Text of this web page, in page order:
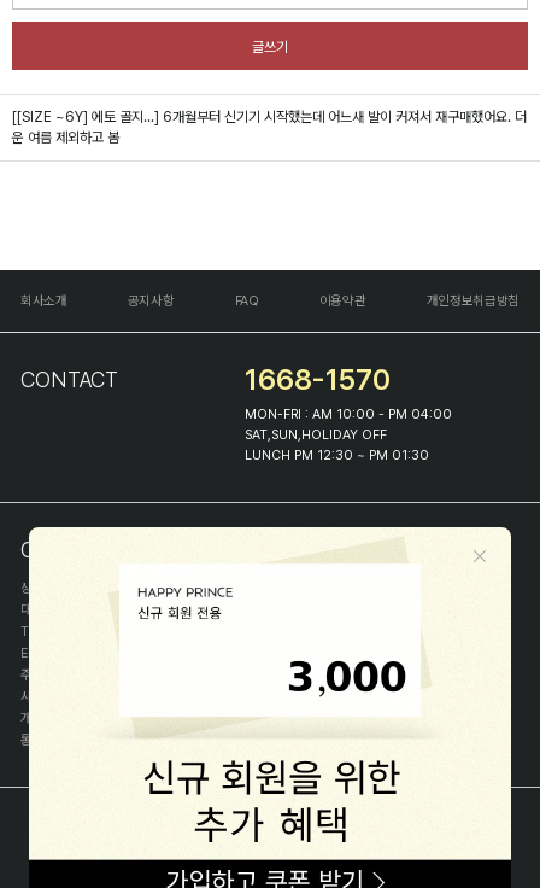
글쓰기
[[SIZE ~6Y] 에토 골지...] 6개월부터 신기기 시작했는데 어느새 발이 커져서 재구매했어요. 더
운 여름 제외하고 봄
회사소개 공지사항 FAQ 이용약관 개인정보취급방침
CONTACT 1668-1570
MON-FRI : AM 10:00 - PM 04:00
SAT,SUN,HOLIDAY OFF
LUNCH PM 12:30 ~ PM 01:30
COMPANY INFO
상호
(주)해피프린스
대표
이화진
TEL
E-MAIL
주소
사업자등록번호
개인정보관리자
이화진
통신판매신고번호
제 2018-서울종로-1384 호[사업자정보확인]
COPYRIGHT(C) (주)해피프린스 ALL RIGHT RESERVED.